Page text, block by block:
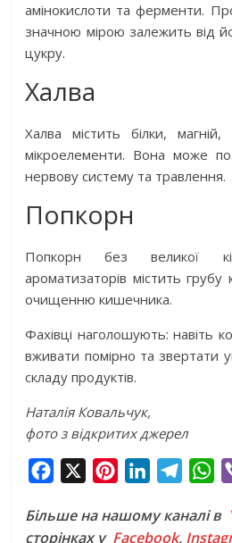
амінокислоти та ферменти.
значною мірою залежить від
цукру.
Халва
Халва містить білки,
мікроелементи. Вона може
нервову систему та травлення.
Попкорн
Попкорн без великої
ароматизаторів містить грубу
очищенню кишечника.
Фахівці наголошують: навіть
вживати помірно та звертати
складу продуктів.
Наталія Ковальчук,
фото з відкритих джерел
c
n
n
l
W
a
Більше на нашому каналі в
сторінках у Facebook,